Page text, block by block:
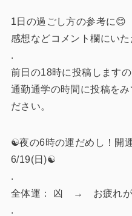
1日の過ごし方の参考に😊
感想などコメント欄にいた
.
前日の18時に投稿しますの
通勤通学の時間に投稿を
ださい。
☯️夜の6時の運だめし！開
6/19(日)☯️
.
全体運： 凶 → お疲れが
.